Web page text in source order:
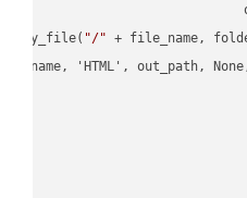
"/" + file_name,
'HTML', out_path,